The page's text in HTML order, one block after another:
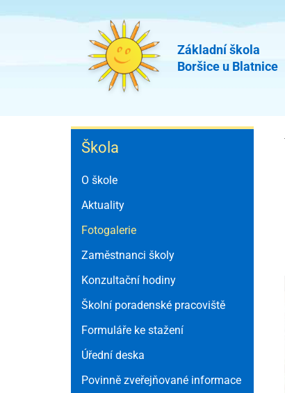
Základní škola
Boršice u Blatnice
Škola
Škola
O škole
Aktuality
Fotogalerie
Zaměstnanci školy
Konzultační hodiny
Školní poradenské pracoviště
Formuláře ke stažení
Úřední deska
Povinně zveřejňované informace